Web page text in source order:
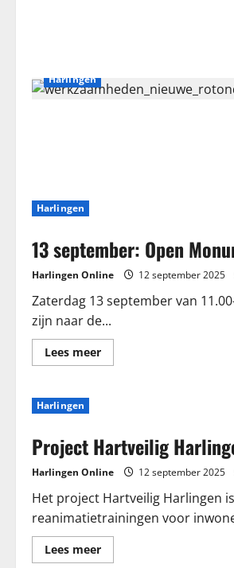
Harlingen
Harlingen
13 september: Open
Harlingen Online 12 september 2025
Zaterdag 13 september van
zijn naar de...
Lees meerLees
meer
Harlingen
Project Hartveilig
Harlingen Online 12 september 2025
Het project Hartveilig Harlingen
reanimatietrainingen voor
Lees meerLees
meer